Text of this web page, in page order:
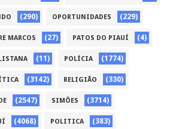
(290) OPORTUNIDADES (229)
MARCOS (27) PATOS DO PIAUÍ (4)
(11) POLÍCIA (1774)
(3142) RELIGIÃO (330)
(2547) SIMÕES (3714)
(4068) POLITICA (383)